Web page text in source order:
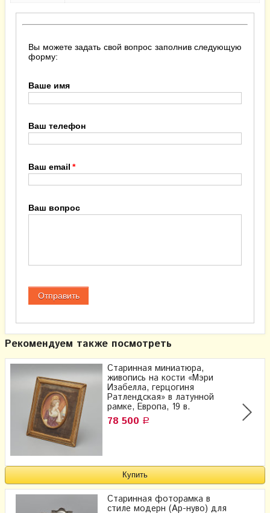
Вы можете задать свой вопрос заполнив следующую
форму:
Ваше имя
Ваш телефон
Ваш email
Ваш вопрос
Рекомендуем также посмотреть
Старинная миниатюра,
живопись на кости «Мэри
Изабелла, герцогиня
Ратлендская» в латунной
рамке, Европа, 19 в.
78 500 Р
Старинная фоторамка в
стиле модерн (Ар-нуво) для